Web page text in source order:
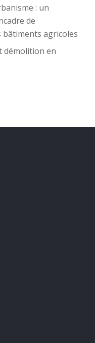
: un
de
bâtiments agricoles
démolition en